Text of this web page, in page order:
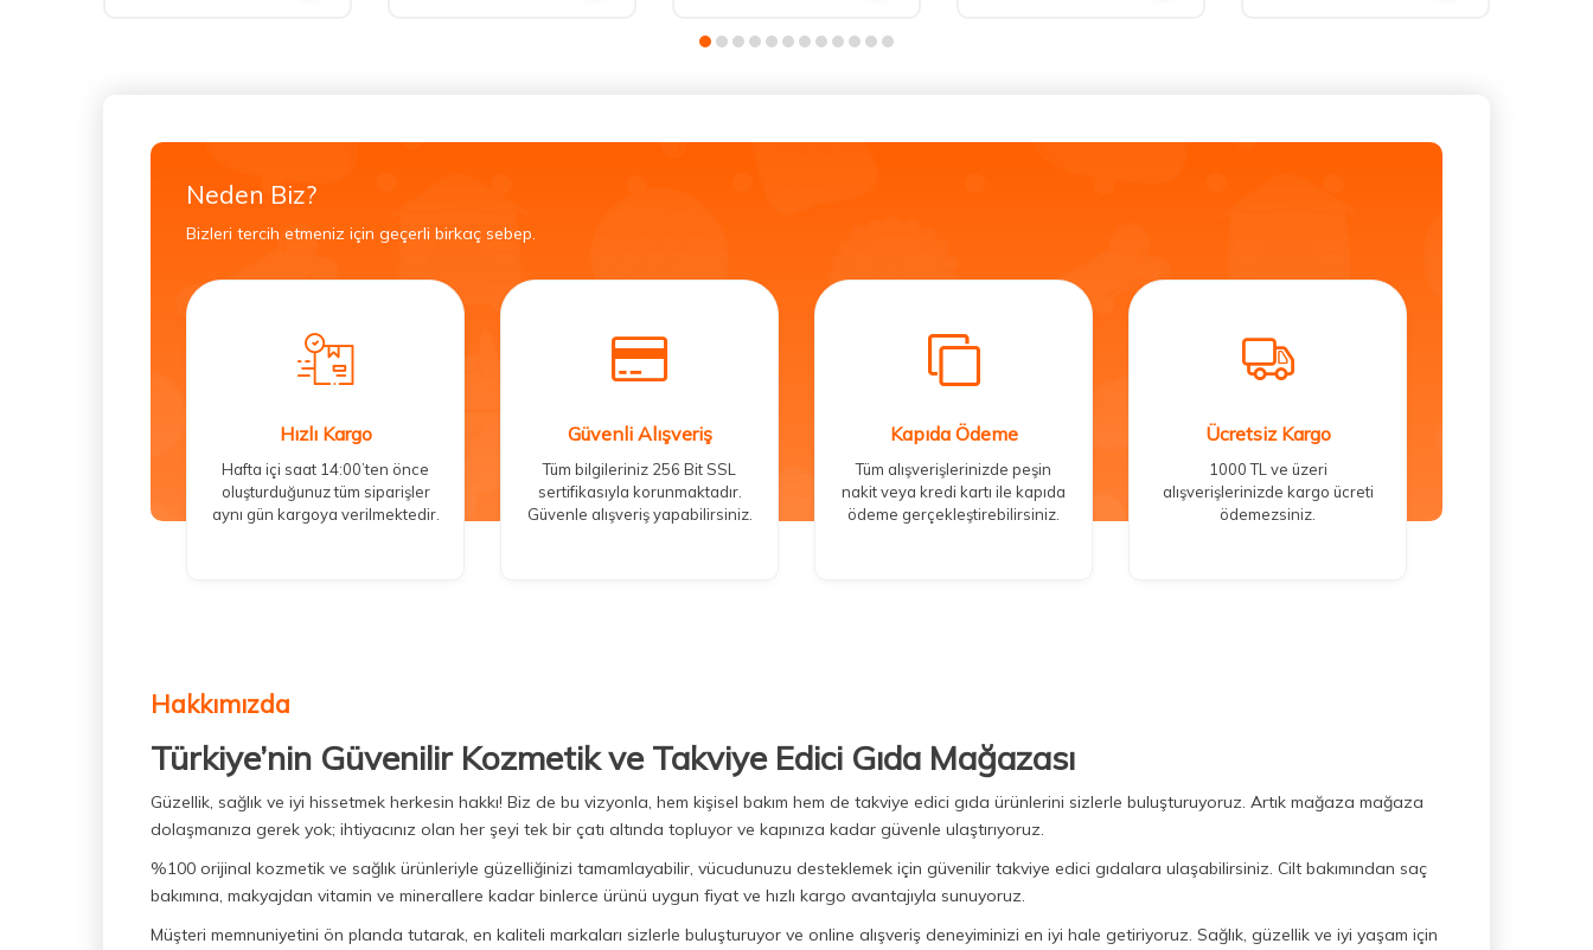
Neden Biz?
Bizleri tercih etmeniz için geçerli birkaç sebep.
Hızlı Kargo
Hafta içi saat 14:00’ten önce
oluşturduğunuz tüm siparişler
aynı gün kargoya verilmektedir.
Güvenli Alışveriş
Tüm bilgileriniz 256 Bit SSL
sertifikasıyla korunmaktadır.
Güvenle alışveriş yapabilirsiniz.
Kapıda Ödeme
Tüm alışverişlerinizde peşin
nakit veya kredi kartı ile kapıda
ödeme gerçekleştirebilirsiniz.
Ücretsiz Kargo
1000 TL ve üzeri
alışverişlerinizde kargo ücreti
ödemezsiniz.
Hakkımızda
Türkiye’nin Güvenilir Kozmetik ve Takviye Edici Gıda Mağazası
Güzellik, sağlık ve iyi hissetmek herkesin hakkı! Biz de bu vizyonla, hem kişisel bakım hem de takviye edici gıda ürünlerini sizlerle buluşturuyoruz. Artık mağaza mağaza
dolaşmanıza gerek yok; ihtiyacınız olan her şeyi tek bir çatı altında topluyor ve kapınıza kadar güvenle ulaştırıyoruz.
%100 orijinal kozmetik ve sağlık ürünleriyle güzelliğinizi tamamlayabilir, vücudunuzu desteklemek için güvenilir takviye edici gıdalara ulaşabilirsiniz. Cilt bakımından saç
bakımına, makyajdan vitamin ve minerallere kadar binlerce ürünü uygun fiyat ve hızlı kargo avantajıyla sunuyoruz.
Müşteri memnuniyetini ön planda tutarak, en kaliteli markaları sizlerle buluşturuyor ve online alışveriş deneyiminizi en iyi hale getiriyoruz. Sağlık, güzellik ve iyi yaşam için